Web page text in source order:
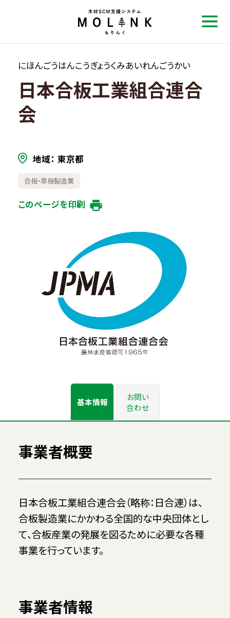
にほんごうはんこうぎょうくみあいれんごうかい
日本合板工業組合連合
会
地域 東京都
合板・単板製造業
このページを印刷
基本情報
お問い
合わせ
事業者概要
日本合板工業組合連合会（略称：日合連）は、
合板製造業にかかわる全国的な中央団体とし
て、合板産業の発展を図るために必要な各種
事業を行っています。
事業者情報